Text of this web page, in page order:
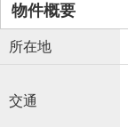
物件概要
所在地
交通